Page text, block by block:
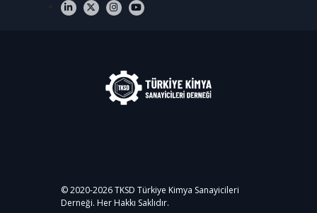
© 2020-2026TKSD Türkiye Kimya Sanayicileri
Derneği. Her Hakkı Saklıdır.